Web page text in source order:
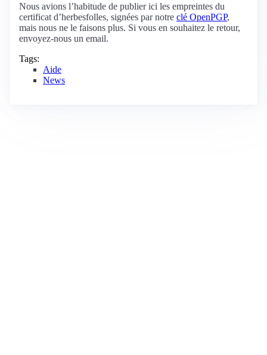
Nous avions l’habitude de publier ici les empreintes du
certificat d’herbesfolles, signées par notre clé OpenPGP,
mais nous ne le faisons plus. Si vous en souhaitez le retour,
envoyez-nous un email.
Tags:
Aide
News